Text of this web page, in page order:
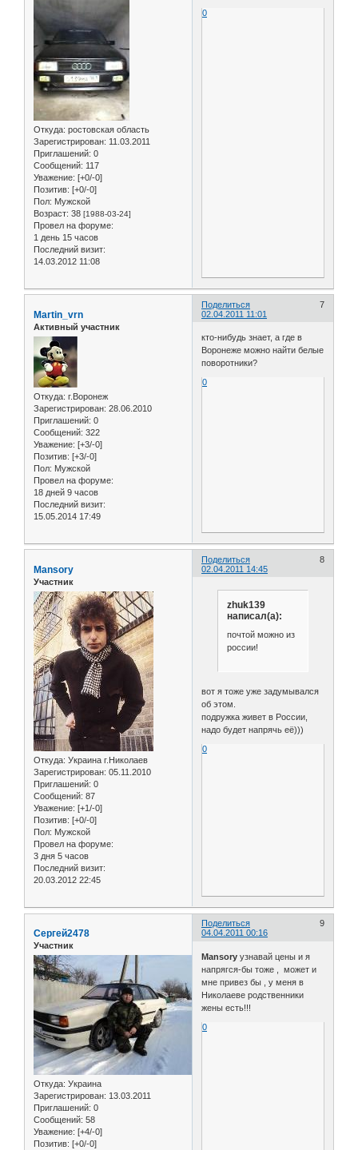
Откуда: ростовская область
Зарегистрирован: 11.03.2011
Приглашений: 0
Сообщений: 117
Уважение: [+0/-0]
Позитив: [+0/-0]
Пол: Мужской
Возраст: 38 [1988-03-24]
Провел на форуме:
1 день 15 часов
Последний визит:
14.03.2012 11:08
0
Поделиться
7
02.04.2011 11:01
Martin_vrn
Активный участник
Откуда: г.Воронеж
Зарегистрирован: 28.06.2010
Приглашений: 0
Сообщений: 322
Уважение: [+3/-0]
Позитив: [+3/-0]
Пол: Мужской
Провел на форуме:
18 дней 9 часов
Последний визит:
15.05.2014 17:49
кто-нибудь знает, а где в
Воронеже можно найти белые
поворотники?
0
Поделиться
8
02.04.2011 14:45
Mansory
Участник
Откуда: Украина г.Николаев
Зарегистрирован: 05.11.2010
Приглашений: 0
Сообщений: 87
Уважение: [+1/-0]
Позитив: [+0/-0]
Пол: Мужской
Провел на форуме:
3 дня 5 часов
Последний визит:
20.03.2012 22:45
zhuk139
написал(а):
почтой можно из
россии!
вот я тоже уже задумывался
об этом.
подружка живет в России,
надо будет напрячь её)))
0
Поделиться
9
04.04.2011 00:16
Сергей2478
Участник
Откуда: Украина
Зарегистрирован: 13.03.2011
Приглашений: 0
Сообщений: 58
Уважение: [+4/-0]
Позитив: [+0/-0]
Mansory узнавай цены и я
напрягся-бы тоже , может и
мне привез бы , у меня в
Николаеве родственники
жены есть!!!
0